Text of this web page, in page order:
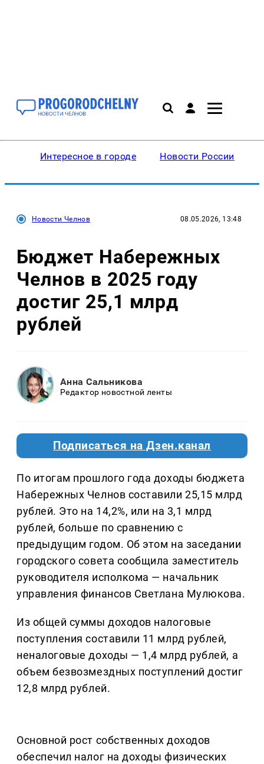
Интересное в городе Новости России
Новости Челнов 08.05.2026, 13:48
Бюджет Набережных
Челнов в 2025 году
достиг 25,1 млрд
рублей
Анна Сальникова
Редактор новостной ленты
Подписаться на Дзен.канал
По итогам прошлого года доходы бюджета
Набережных Челнов составили 25,15 млрд
рублей. Это на 14,2%, или на 3,1 млрд
рублей, больше по сравнению с
предыдущим годом. Об этом на заседании
городского совета сообщила заместитель
руководителя исполкома — начальник
управления финансов Светлана Мулюкова.
Из общей суммы доходов налоговые
поступления составили 11 млрд рублей,
неналоговые доходы — 1,4 млрд рублей, а
объем безвозмездных поступлений достиг
12,8 млрд рублей.
Основной рост собственных доходов
обеспечил налог на доходы физических